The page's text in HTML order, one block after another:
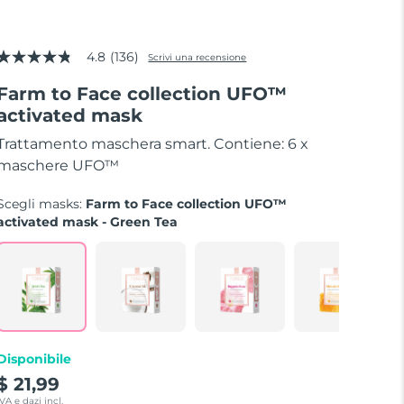
4.8 (136) Scrivi una recensione
to Face collection UFO™
mask
maschera smart. Contiene: 6 x
UFO™
masks: Farm to Face collection UFO™
mask - Green Tea
21,99
e dazi incl.